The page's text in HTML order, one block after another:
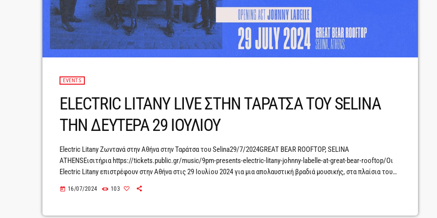
EVENTS
ELECTRIC LITANY LIVE ΣΤΗΝ ΤΑΡΑΤΣΑ ΤΟΥ SELINA
ΤΗΝ ΔΕΥΤΕΡΑ 29 ΙΟΥΛΙΟΥ
Electric Litany Ζωντανά στην Αθήνα στην Ταράτσα του Selina29/7/2024GREAT BEAR ROOFTOP, SELINA
ATHENSΕισιτήρια https://tickets.public.gr/music/9pm-presents-electric-litany-johnny-labelle-at-great-bear-rooftop/Οι
Electric Litany επιστρέφουν στην Αθήνα στις 29 Ιουλίου 2024 για μια απολαυστική βραδιά μουσικής, στα πλαίσια του
πόλης, συνδυάζοντας την ενέργεια της μουσικής με το μαγευτικό αστικό τοπίο της Αθήνας. Μαζί του ο
today 16/07/2024 103